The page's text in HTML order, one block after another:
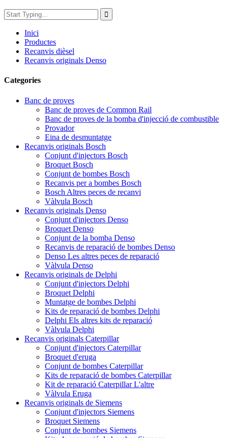
Inici
Productes
Recanvis dièsel
Recanvis originals Denso
Categories
Banc de proves
Banc de proves de Common Rail
Banc de proves de la bomba d'injecció de combustible
Provador
Eina de desmuntatge
Recanvis originals Bosch
Conjunt d'injectors Bosch
Broquet Bosch
Conjunt de bombes Bosch
Recanvis per a bombes Bosch
Bosch Altres peces de recanvi
Vàlvula Bosch
Recanvis originals Denso
Conjunt d'injectors Denso
Broquet Denso
Conjunt de la bomba Denso
Recanvis de reparació de bombes Denso
Denso Les altres peces de reparació
Vàlvula Denso
Recanvis originals de Delphi
Conjunt d'injectors Delphi
Broquet Delphi
Muntatge de bombes Delphi
Kits de reparació de bombes Delphi
Delphi Els altres kits de reparació
Vàlvula Delphi
Recanvis originals Caterpillar
Conjunt d'injectors Caterpillar
Broquet d'eruga
Conjunt de bombes Caterpillar
Kits de reparació de bombes Caterpillar
Kit de reparació Caterpillar L'altre
Vàlvula Eruga
Recanvis originals de Siemens
Conjunt d'injectors Siemens
Broquet Siemens
Conjunt de bombes Siemens